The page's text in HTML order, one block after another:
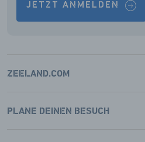
JETZT ANMELDEN
ZEELAND.COM
PLANE DEINEN BESUCH